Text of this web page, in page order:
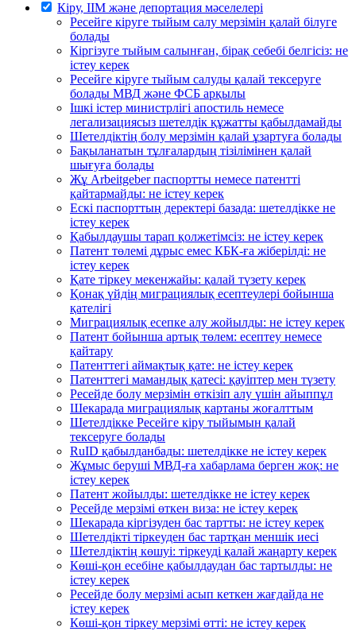
Кіру, ІІМ және депортация мәселелері
Ресейге кіруге тыйым салу мерзімін қалай білуге
болады
Кіргізуге тыйым салынған, бірақ себебі белгісіз: не
істеу керек
Ресейге кіруге тыйым салуды қалай тексеруге
болады МВД және ФСБ арқылы
Ішкі істер министрлігі апостиль немесе
легализациясыз шетелдік құжатты қабылдамайды
Шетелдіктің болу мерзімін қалай ұзартуға болады
Бақыланатын тұлғалардың тізілімінен қалай
шығуға болады
Жұ Arbeitgeber паспортты немесе патентті
қайтармайды: не істеу керек
Ескі паспорттың деректері базада: шетелдікке не
істеу керек
Қабылдаушы тарап қолжетімсіз: не істеу керек
Патент төлемі дұрыс емес КБК-ға жіберілді: не
істеу керек
Қате тіркеу мекенжайы: қалай түзету керек
Қонақ үйдің миграциялық есептеулері бойынша
қателігі
Миграциялық есепке алу жойылды: не істеу керек
Патент бойынша артық төлем: есептеу немесе
қайтару
Патенттегі аймақтық қате: не істеу керек
Патенттегі мамандық қатесі: қауіптер мен түзету
Ресейде болу мерзімін өткізіп алу үшін айыппұл
Шекарада миграциялық картаны жоғалттым
Шетелдікке Ресейге кіру тыйымын қалай
тексеруге болады
RuID қабылданбады: шетелдікке не істеу керек
Жұмыс беруші МВД-ға хабарлама берген жоқ: не
істеу керек
Патент жойылды: шетелдікке не істеу керек
Ресейде мерзімі өткен виза: не істеу керек
Шекарада кіргізуден бас тартты: не істеу керек
Шетелдікті тіркеуден бас тартқан меншік иесі
Шетелдіктің көшуі: тіркеуді қалай жаңарту керек
Көші-қон есебіне қабылдаудан бас тартылды: не
істеу керек
Ресейде болу мерзімі асып кеткен жағдайда не
істеу керек
Көші-қон тіркеу мерзімі өтті: не істеу керек